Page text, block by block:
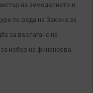
на земеделието и
по реда на Закона за
за възлагане на
избор на финансова